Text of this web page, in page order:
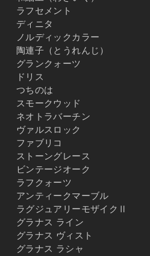
ラフセメント
ディニタ
ノルディックカラー
陶連子（とうれんじ）
グランクォーツ
ドリス
つちのは
スモークウッド
ネオトラバーチン
ヴァルスロック
ファブリコ
ストーングレース
ビンテージオーク
ラフクォーツ
アンティークマーブル
ラグジュアリーモザイクⅡ
グラナス ライン
グラナス ヴィスト
グラナス ラシャ